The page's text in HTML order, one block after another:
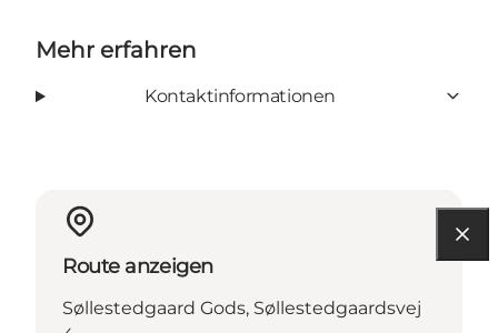
Mehr erfahren
Kontaktinformationen
Route anzeigen
Søllestedgaard Gods, Søllestedgaardsvej